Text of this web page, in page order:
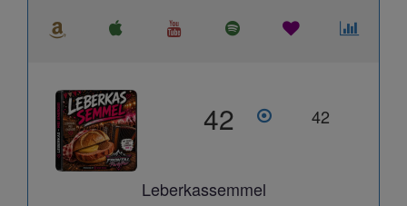
42 42
Leberkassemmel